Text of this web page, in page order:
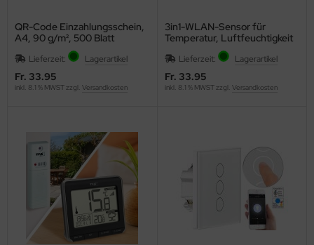
QR-Code Einzahlungsschein,
A4, 90 g/m², 500 Blatt
Lieferzeit: Lagerartikel
Fr. 33.95
inkl. 8.1 % MWST zzgl. Versandkosten
3in1-WLAN-Sensor für
Temperatur, Luftfeuchtigkeit
und Helligkeit, App
Lieferzeit: Lagerartikel
Fr. 33.95
inkl. 8.1 % MWST zzgl. Versandkosten